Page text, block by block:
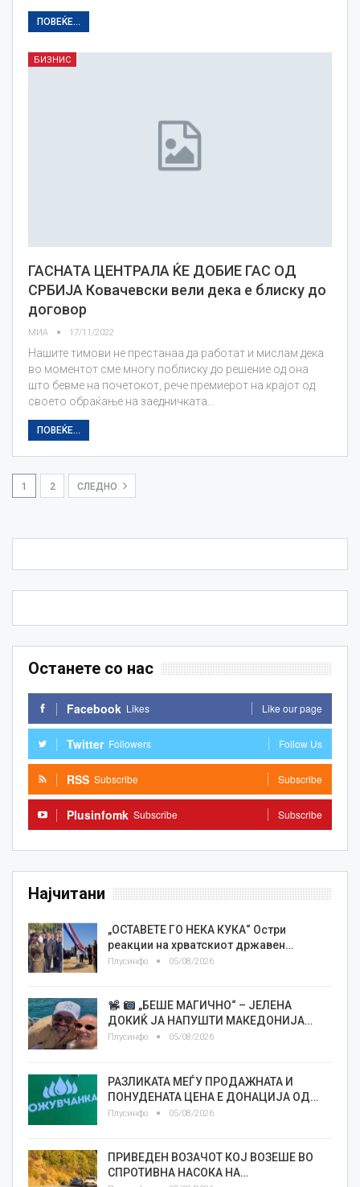
ПОВЕЌЕ...
БИЗНИС
ГАСНАТА ЦЕНТРАЛА ЌЕ ДОБИЕ ГАС ОД
СРБИЈА Ковачевски вели дека е блиску до
договор
МИА 17/11/2022
Нашите тимови не престанаа да работат и мислам дека
во моментот сме многу поблиску до решение од она
што бевме на почетокот, рече премиерот на крајот од
своето обраќање на заедничката…
ПОВЕЌЕ...
1 2 СЛЕДНО
Останете со нас
Facebook Likes Like our page
Twitter Followers Follow Us
RSS Subscribe Subscribe
Plusinfomk Subscribe Subscribe
Најчитани
„ОСТАВЕТЕ ГО НЕКА КУКА“ Остри
реакции на хрватскиот државен…
Плусинфо 05/08/2026
„БЕШЕ МАГИЧНО“ – ЈЕЛЕНА
ДОКИЌ ЈА НАПУШТИ МАКЕДОНИЈА…
Плусинфо 05/08/2026
РАЗЛИКАТА МЕЃУ ПРОДАЖНАТА И
ПОНУДЕНАТА ЦЕНА Е ДОНАЦИЈА ОД…
Плусинфо 05/08/2026
ПРИВЕДЕН ВОЗАЧОТ КОЈ ВОЗЕШЕ ВО
СПРОТИВНА НАСОКА НА…